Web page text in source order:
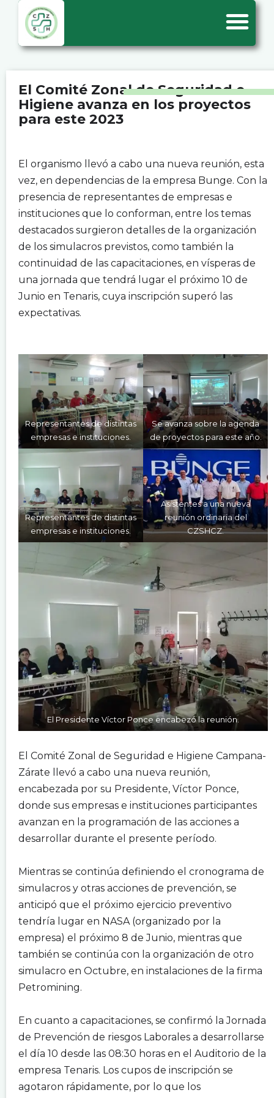
El Comité Zonal de Seguridad e
Higiene avanza en los proyectos
para este 2023
El organismo llevó a cabo una nueva reunión, esta
vez, en dependencias de la empresa Bunge. Con la
presencia de representantes de empresas e
instituciones que lo conforman, entre los temas
destacados surgieron detalles de la organización
de los simulacros previstos, como también la
continuidad de las capacitaciones, en vísperas de
una jornada que tendrá lugar el próximo 10 de
Junio en Tenaris, cuya inscripción superó las
expectativas.
Representantes de distintas
empresas e instituciones.
Se avanza sobre la agenda
de proyectos para este año.
Representantes de distintas
empresas e instituciones.
Asistentes a una nueva
reunión ordinaria del
CZSHCZ.
El Presidente Víctor Ponce encabezó la reunión.
El Comité Zonal de Seguridad e Higiene Campana-
Zárate llevó a cabo una nueva reunión,
encabezada por su Presidente, Víctor Ponce,
donde sus empresas e instituciones participantes
avanzan en la programación de las acciones a
desarrollar durante el presente período.
Mientras se continúa definiendo el cronograma de
simulacros y otras acciones de prevención, se
anticipó que el próximo ejercicio preventivo
tendría lugar en NASA (organizado por la
empresa) el próximo 8 de Junio, mientras que
también se continúa con la organización de otro
simulacro en Octubre, en instalaciones de la firma
Petromining.
En cuanto a capacitaciones, se confirmó la Jornada
de Prevención de riesgos Laborales a desarrollarse
el día 10 desde las 08:30 horas en el Auditorio de la
empresa Tenaris. Los cupos de inscripción se
agotaron rápidamente, por lo que los